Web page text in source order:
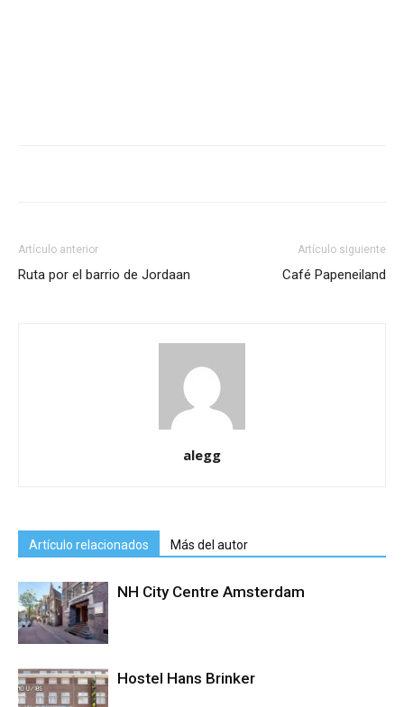
Artículo anterior
Ruta por el barrio de Jordaan
Artículo siguiente
Café Papeneiland
alegg
Artículo relacionados Más del autor
NH City Centre Amsterdam
Hostel Hans Brinker